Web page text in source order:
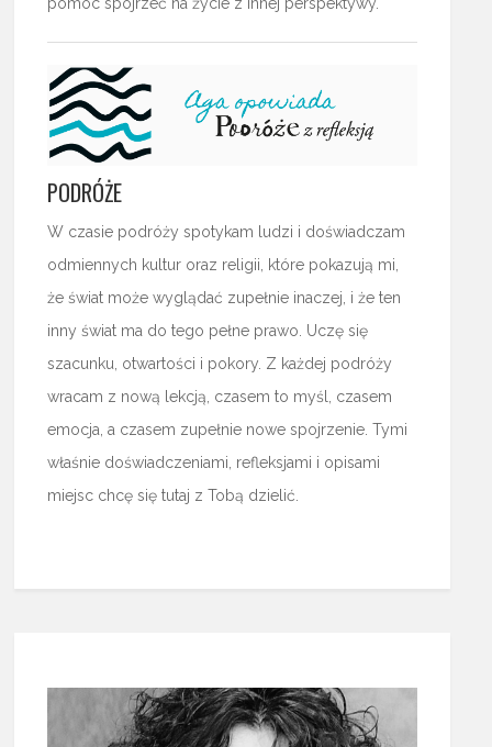
PODRÓŻE
W czasie podróży spotykam ludzi i doświadczam
odmiennych kultur oraz religii, które pokazują mi,
że świat może wyglądać zupełnie inaczej, i że ten
inny świat ma do tego pełne prawo. Uczę się
szacunku, otwartości i pokory. Z każdej podróży
wracam z nową lekcją, czasem to myśl, czasem
emocja, a czasem zupełnie nowe spojrzenie. Tymi
właśnie doświadczeniami, refleksjami i opisami
miejsc chcę się tutaj z Tobą dzielić.